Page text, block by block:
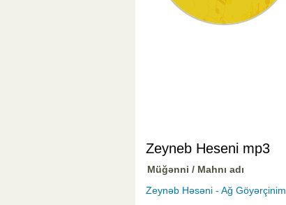
Zeyneb Heseni mp3
Müğənni / Mahnı adı
Zeynəb Həsəni - Ağ Göyərçinim